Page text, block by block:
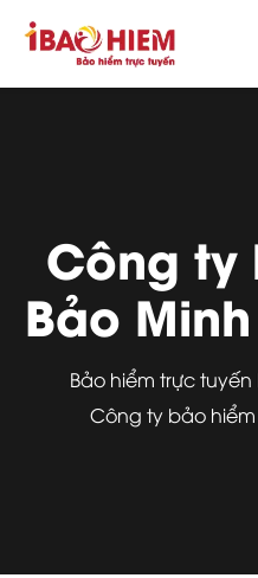
Công ty
Bảo
Bảo hiểm trực tuyến
Công ty bảo hiểm